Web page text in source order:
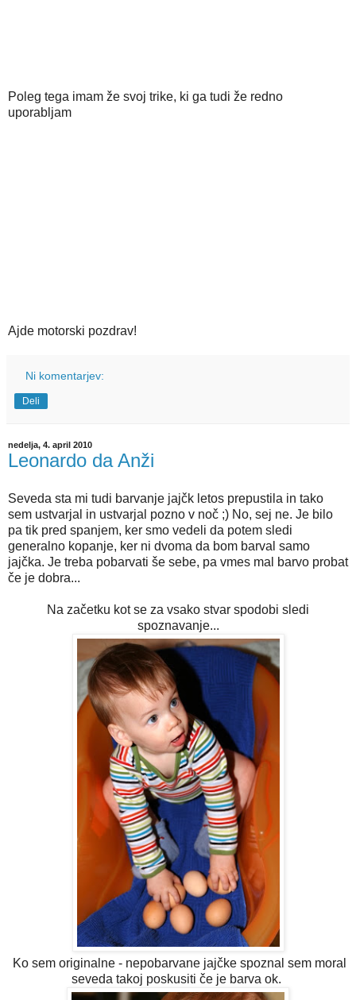
Poleg tega imam že svoj trike, ki ga tudi že redno
uporabljam
Ajde motorski pozdrav!
Ni komentarjev:
Deli
nedelja, 4. april 2010
Leonardo da Anži
Seveda sta mi tudi barvanje jajčk letos prepustila in tako
sem ustvarjal in ustvarjal pozno v noč ;) No, sej ne. Je bilo
pa tik pred spanjem, ker smo vedeli da potem sledi
generalno kopanje, ker ni dvoma da bom barval samo
jajčka. Je treba pobarvati še sebe, pa vmes mal barvo probat
če je dobra...
Na začetku kot se za vsako stvar spodobi sledi
spoznavanje...
Ko sem originalne - nepobarvane jajčke spoznal sem moral
seveda takoj poskusiti če je barva ok.